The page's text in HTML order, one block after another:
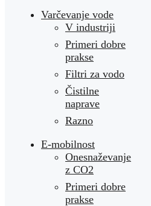
Varčevanje vode
V industriji
Primeri dobre
prakse
Filtri za vodo
Čistilne
naprave
Razno
E-mobilnost
Onesnaževanje
z CO2
Primeri dobre
prakse